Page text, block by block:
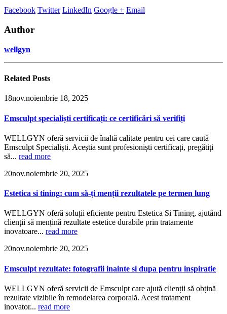
Facebook Twitter LinkedIn Google + Email
Author
wellgyn
Related Posts
18nov.noiembrie 18, 2025
Emsculpt specialiști certificați: ce certificări să verifiți
WELLGYN oferă servicii de înaltă calitate pentru cei care caută
Emsculpt Specialiști. Aceștia sunt profesioniști certificați, pregătiți
să... read more
20nov.noiembrie 20, 2025
Estetica si tining: cum să-ți menții rezultatele pe termen lung
WELLGYN oferă soluții eficiente pentru Estetica Si Tining, ajutând
clienții să mențină rezultate estetice durabile prin tratamente
inovatoare... read more
20nov.noiembrie 20, 2025
Emsculpt rezultate: fotografii inainte si dupa pentru inspiratie
WELLGYN oferă servicii de Emsculpt care ajută clienții să obțină
rezultate vizibile în remodelarea corporală. Acest tratament
inovator... read more